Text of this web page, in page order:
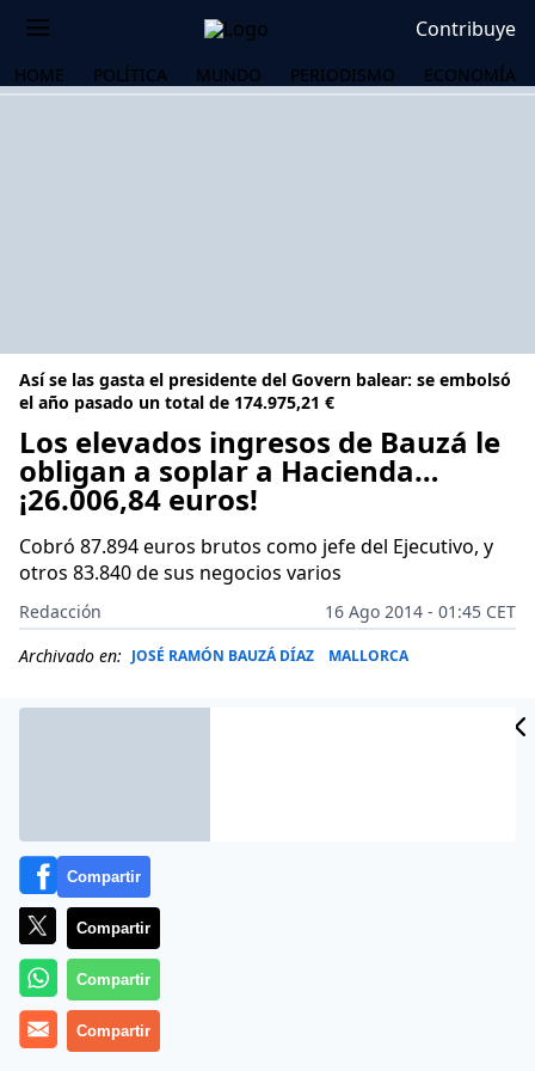
Contribuye
HOME POLÍTICA MUNDO PERIODISMO ECONOMÍA
Así se las gasta el presidente del Govern balear: se embolsó
el año pasado un total de 174.975,21 €
Los elevados ingresos de Bauzá le
obligan a soplar a Hacienda…
¡26.006,84 euros!
Cobró 87.894 euros brutos como jefe del Ejecutivo, y
otros 83.840 de sus negocios varios
Redacción
16 Ago 2014 - 01:45 CET
Archivado en: JOSÉ RAMÓN BAUZÁ DÍAZ MALLORCA
Más información
Compartir
Compartir
Compartir
Compartir